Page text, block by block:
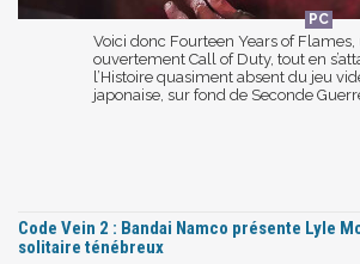
Voici donc Fourteen Years of
ouvertement Call of Duty, tout en
l’Histoire quasiment absent du jeu
japonaise, sur fond de Seconde
Code Vein 2 : Bandai Namco présente Lyle
solitaire ténébreux